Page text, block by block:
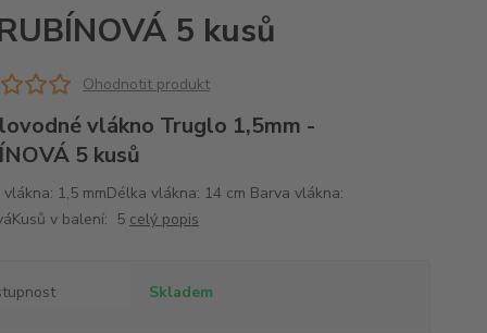
5 kusů
Ohodnotit produkt
vlákno Truglo 1,5mm -
5 kusů
vlákna: 1,5 mmDélka vlákna: 14 cm Barva vlákna:
v balení: 5 celý popis
Skladem